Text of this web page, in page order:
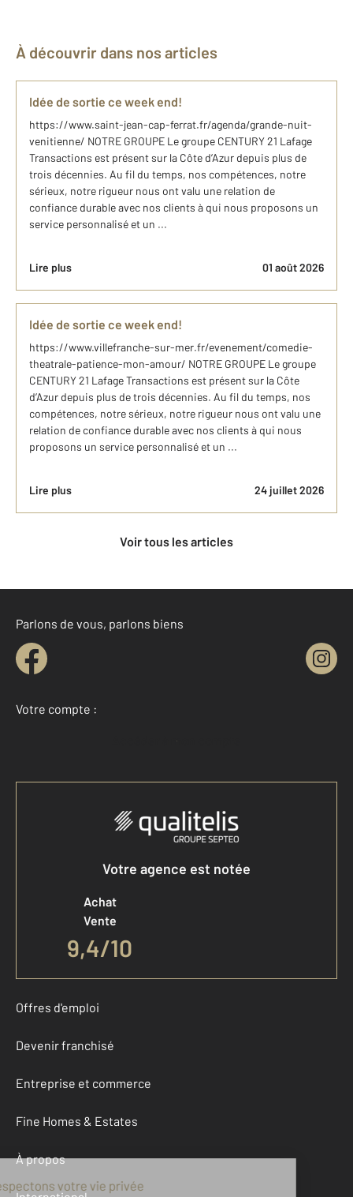
À découvrir dans nos articles
Idée de sortie ce week end!
https://www.saint-jean-cap-ferrat.fr/agenda/grande-nuit-
venitienne/ NOTRE GROUPE Le groupe CENTURY 21 Lafage
Transactions est présent sur la Côte d’Azur depuis plus de
trois décennies. Au fil du temps, nos compétences, notre
sérieux, notre rigueur nous ont valu une relation de
confiance durable avec nos clients à qui nous proposons un
service personnalisé et un ...
Lire plus 01 août 2026
Idée de sortie ce week end!
https://www.villefranche-sur-mer.fr/evenement/comedie-
theatrale-patience-mon-amour/ NOTRE GROUPE Le groupe
CENTURY 21 Lafage Transactions est présent sur la Côte
d’Azur depuis plus de trois décennies. Au fil du temps, nos
compétences, notre sérieux, notre rigueur nous ont valu une
relation de confiance durable avec nos clients à qui nous
proposons un service personnalisé et un ...
Lire plus 24 juillet 2026
Voir tous les articles
Parlons de vous, parlons biens
Votre compte :
Accéder à mon compte
Votre agence est notée
Achat
Vente
9,4/10
Offres d'emploi
Devenir franchisé
Entreprise et commerce
Fine Homes & Estates
À propos